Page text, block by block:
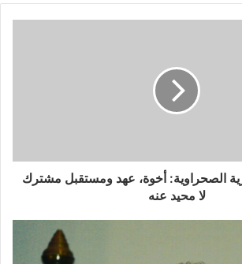
الصحراوية: أخوة، عهد ومستقبل مشترك
لا محيد عنه